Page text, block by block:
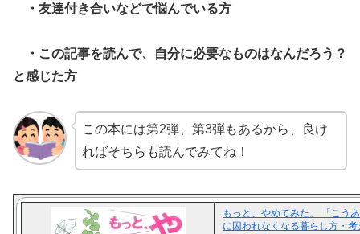
・友達付き合いなどで悩んでいる方
・この記事を読んで、自分に必要なものはなんだろう？
と感じた方
この本には第2弾、第3弾もあるから、良け
ればそちらも読んでみてね！
もっと、やめてみた。 「こう
に囚われなくなる暮らし方・考